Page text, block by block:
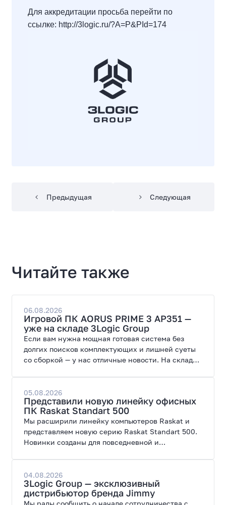
Для аккредитации просьба перейти по
ссылке: http://3logic.ru/?A=P&PId=174
Предыдущая Следующая
Читайте также
06.08.2026
Игровой ПК AORUS PRIME 3 AP351 —
уже на складе 3Logic Group
Если вам нужна мощная готовая система без
долгих поисков комплектующих и лишней суеты
со сборкой — у нас отличные новости. На склад
современных игр и работы с нейросетями.
05.08.2026
Представили новую линейку офисных
ПК Raskat Standart 500
Мы расширили линейку компьютеров Raskat и
представляем новую серию Raskat Standart 500.
Новинки созданы для повседневной и
широкие возможности модернизации.
04.08.2026
3Logic Group — эксклюзивный
дистрибьютор бренда Jimmy
Мы рады сообщить о начале сотрудничества с